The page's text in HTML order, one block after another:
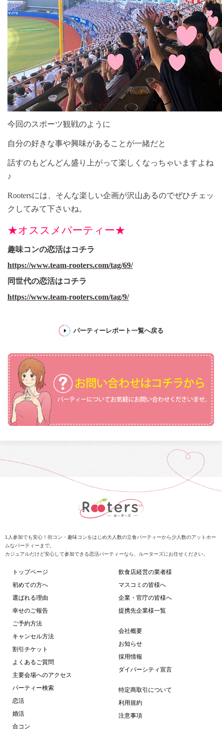
今回のスポーツ観戦のように
自分の好きな事や興味があることが一緒だと
話すのもどんどん盛り上がって楽しくなっちゃいますよね
♪
Rootersには、そんな楽しい企画が沢山あるのでぜひチェッ
クしてみて下さいね。
★オススメパーティー★
趣味コンの恋活はコチラ
https://www.team-rooters.com/tag/69/
同世代の恋活はコチラ
https://www.team-rooters.com/tag/9/
パーティーレポート一覧へ戻る
1人参加でも安心！街コン・趣味コンをはじめ大人数の立食パーティーから少人数のアットホー
ムなパーティーまで。
カジュアルだけど安心して参加できる恋活パーティーなら、ルーターズにお任せください。
トップページ
初めての方へ
選ばれる理由
幸せのご報告
ご予約方法
キャンセル方法
割引チケット
よくあるご質問
主要会場へのアクセス
パーティー検索
恋活
婚活
合コン
飲食店経営の業者様
マスコミの皆様へ
企業・官庁の皆様へ
提携先企業様一覧
会社概要
お知らせ
採用情報
ダイバーシティ宣言
特定商取引について
利用規約
注意事項